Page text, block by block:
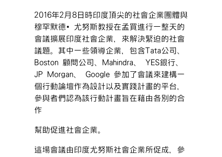
2016年2月8日時印度頂尖的社會企業團體與
穆罕默德‧尤努斯教授在孟買進行一整天的
會議擴展印度社會企業，來解決緊迫的社會
議題。其中一些領導企業，包含Tata公司、
Boston 顧問公司、Mahindra、 YES銀行、
JP Morgan、 Google 參加了會議來建構一
個行動論壇作為設計以及實踐計畫的平台，
參與者們認為該行動計畫旨在藉由各別的合
作
幫助促進社會企業。
這場會議由印度尤努斯社會企業所促成，參